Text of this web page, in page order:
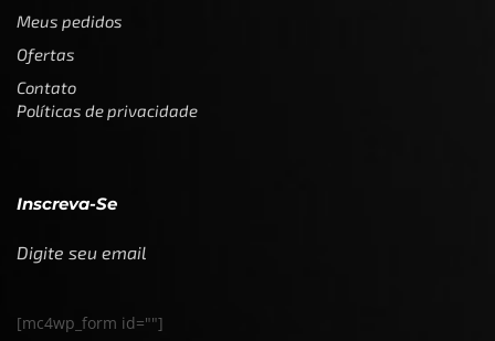
Meus pedidos
Ofertas
Contato
Políticas de privacidade
Inscreva-Se
Digite seu email
[mc4wp_form id=""]